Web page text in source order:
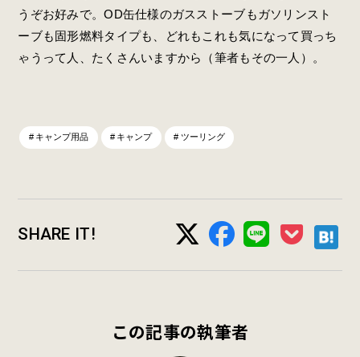
うぞお好みで。OD缶仕様のガスストーブもガソリンスト
ーブも固形燃料タイプも、どれもこれも気になって買っち
ゃうって人、たくさんいますから（筆者もその一人）。
キャンプ用品 キャンプ ツーリング
SHARE IT!
この記事の執筆者